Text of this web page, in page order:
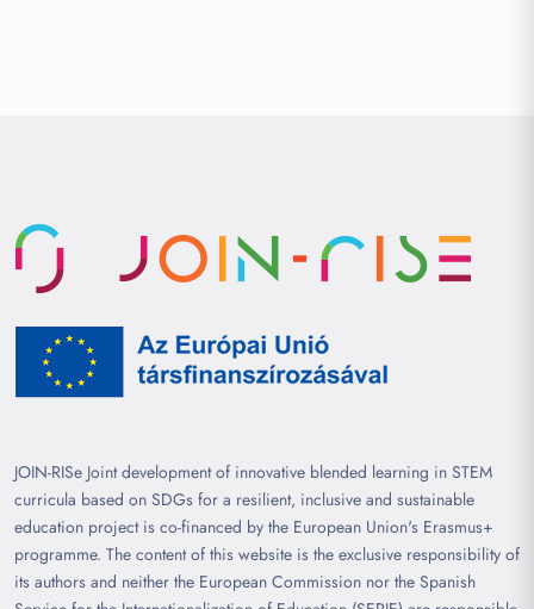
JOIN-RISe Joint development of innovative blended learning in STEM
curricula based on SDGs for a resilient, inclusive and sustainable
education project is co-financed by the European Union's Erasmus+
programme. The content of this website is the exclusive responsibility of
its authors and neither the European Commission nor the Spanish